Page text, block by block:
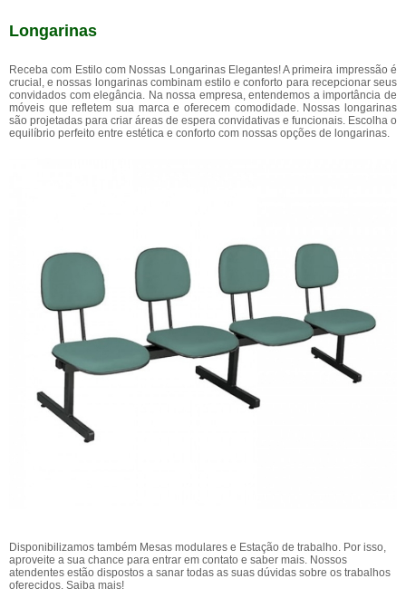
Longarinas
Receba com Estilo com Nossas Longarinas Elegantes! A primeira impressão é
crucial, e nossas longarinas combinam estilo e conforto para recepcionar seus
convidados com elegância. Na nossa empresa, entendemos a importância de
móveis que refletem sua marca e oferecem comodidade. Nossas longarinas
são projetadas para criar áreas de espera convidativas e funcionais. Escolha o
equilíbrio perfeito entre estética e conforto com nossas opções de longarinas.
Disponibilizamos também Mesas modulares e Estação de trabalho. Por isso,
aproveite a sua chance para entrar em contato e saber mais. Nossos
atendentes estão dispostos a sanar todas as suas dúvidas sobre os trabalhos
oferecidos. Saiba mais!